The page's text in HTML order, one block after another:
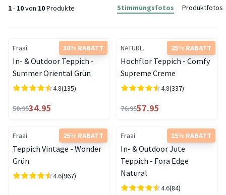
1- 10von 10Produkte Stimmungsfotos Produktfotos
30% RABATT
Fraai
In- & Outdoor Teppich -
Summer Oriental Grün
4.8(135)
50.9534.95
25% RABATT
NATURL.
Hochflor Teppich - Comfy
Supreme Creme
4.8(337)
76.9557.95
25% RABATT
Fraai
Teppich Vintage - Wonder
Grün
4.6(967)
15% RABATT
Fraai
In- & Outdoor Jute
Teppich - Fora Edge
Natural
4.6(84)